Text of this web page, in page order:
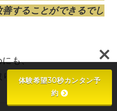
することができるでし
にも、
入れてみてください。
体験希望30秒カンタン予
約